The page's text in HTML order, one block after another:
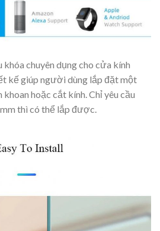
khóa chuyên dụng cho cửa kính
kế giúp người dùng lắp đặt một
khoan hoặc cắt kính. Chỉ yêu cầu
thì có thể lắp được.